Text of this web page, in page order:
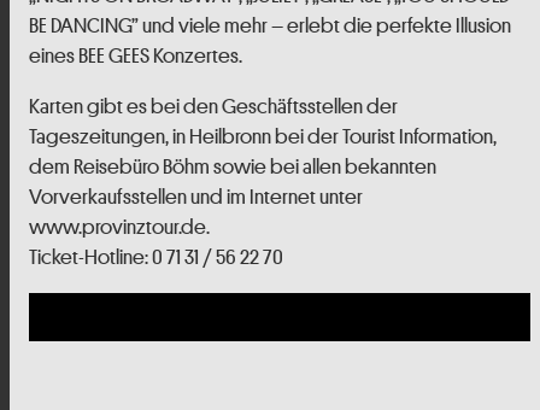
BE DANCING” und viele mehr – erlebt die perfekte Illusion
eines BEE GEES Konzertes.
Karten gibt es bei den Geschäftsstellen der
Tageszeitungen, in Heilbronn bei der Tourist Information,
dem Reisebüro Böhm sowie bei allen bekannten
Vorverkaufsstellen und im Internet unter
www.provinztour.de.
Ticket-Hotline: 0 71 31 / 56 22 70